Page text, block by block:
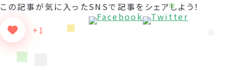
この記事が気に入った
+1
SNSで記事をシェアしよう！